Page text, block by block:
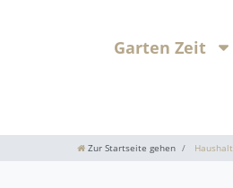
Garten Zeit
Zur Startseite gehen Haushalt